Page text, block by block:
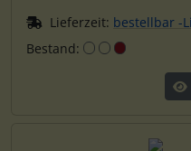
Lieferzeit: bestellbar -
Bestand: